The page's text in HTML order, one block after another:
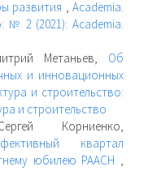
развития ,Academia.
№ 2 (2021): Academia.
Метаньев, Об
и инновационных
и строительство:
и строительство
Корниенко,
квартал
юбилею РААСН ,